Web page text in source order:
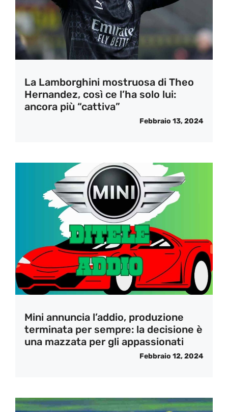
La Lamborghini mostruosa di Theo
Hernandez, così ce l’ha solo lui:
ancora più “cattiva”
Febbraio 13, 2024
Mini annuncia l’addio, produzione
terminata per sempre: la decisione è
una mazzata per gli appassionati
Febbraio 12, 2024